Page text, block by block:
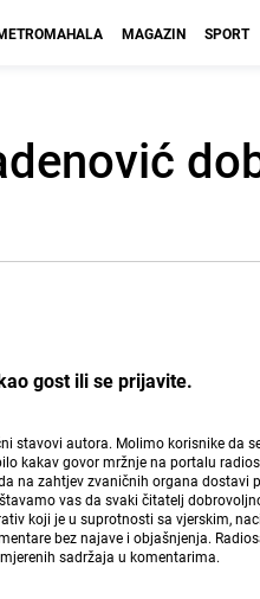
MAGAZIN SPORT
gost ili se prijavite.
stavovi autora. Molimo korisnike da
kakav govor mržnje na portalu
na zahtjev zvaničnih organa
vas da svaki čitatelj
koji je u suprotnosti sa vjerskim,
bez najave i objašnjenja.
sadržaja u komentarima.